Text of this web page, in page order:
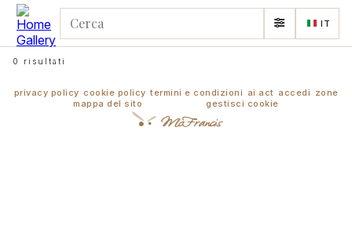
IT
0 risultati
McFrancis
privacy policy cookie policy termini e condizioni ai act accedi zone
mappa del sito
gestisci cookie